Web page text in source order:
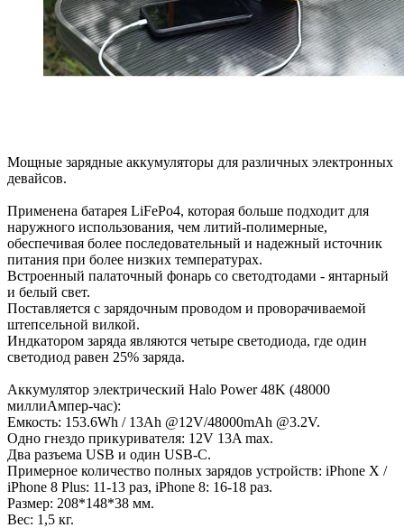
Мощные зарядные аккумуляторы для различных электронных
девайсов.
Применена батарея LiFePo4, которая больше подходит для
наружного использования, чем литий-полимерные,
обеспечивая более последовательный и надежный источник
питания при более низких температурах.
Встроенный палаточный фонарь со светодтодами - янтарный
и белый свет.
Поставляется с зарядочным проводом и проворачиваемой
штепсельной вилкой.
Индкатором заряда являются четыре светодиода, где один
светодиод равен 25% заряда.
Аккумулятор электрический Halo Power 48K (48000
миллиАмпер-час):
Емкость: 153.6Wh / 13Ah @12V/48000mAh @3.2V.
Одно гнездо прикуривателя: 12V 13A max.
Два разъема USB и один USB-C.
Примерное количество полных зарядов устройств: iPhone X /
iPhone 8 Plus: 11-13 раз, iPhone 8: 16-18 раз.
Размер: 208*148*38 мм.
Вес: 1,5 кг.